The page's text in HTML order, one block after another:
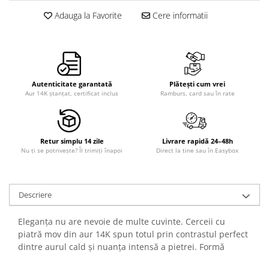
Adauga la Favorite Cere informatii
Autenticitate garantată
Aur 14K ștanțat, certificat inclus
Plătești cum vrei
Ramburs, card sau în rate
Retur simplu 14 zile
Nu ți se potrivește? Îl trimiți înapoi
Livrare rapidă 24–48h
Direct la tine sau în Easybox
Descriere
Eleganța nu are nevoie de multe cuvinte. Cerceii cu
piatră mov din aur 14K spun totul prin contrastul perfect
dintre aurul cald și nuanța intensă a pietrei. Formă